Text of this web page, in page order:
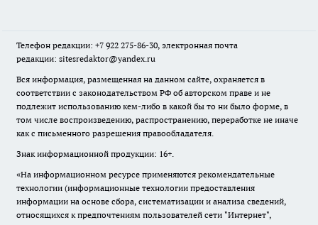
Телефон редакции: +7 922 275-86-30, электронная почта
редакции: sitesredaktor@yandex.ru
Вся информация, размещенная на данном сайте, охраняется в
соответствии с законодательством РФ об авторском праве и не
подлежит использованию кем-либо в какой бы то ни было форме, в
том числе воспроизведению, распространению, переработке не иначе
как с письменного разрешения правообладателя.
Знак информационной продукции: 16+.
«На информационном ресурсе применяются рекомендательные
технологии (информационные технологии предоставления
информации на основе сбора, систематизации и анализа сведений,
относящихся к предпочтениям пользователей сети "Интернет",